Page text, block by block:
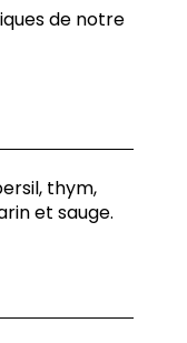
de notre
thym,
et sauge.